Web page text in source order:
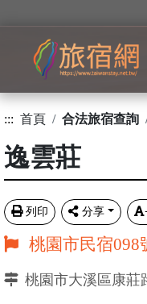
::: 首頁 合法旅宿查詢
逸雲莊
列印 分享
桃園市民宿098
桃園市大溪區康莊